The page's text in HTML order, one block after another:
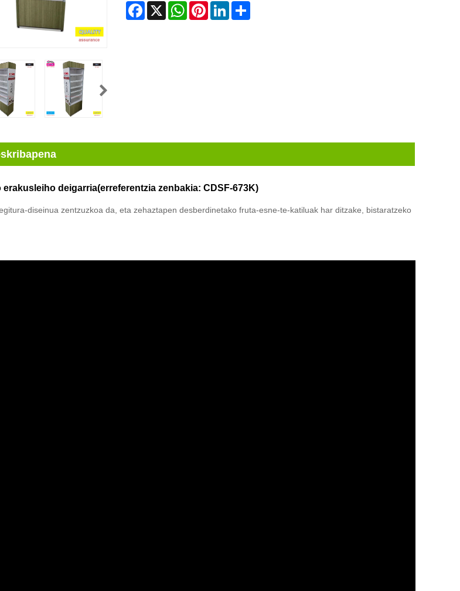
Facebook
X WhatsAppPinterestLinkedInShare
erakusleiho deigarria(erreferentzia zenbakia: CDSF-673K)
diseinua zentzuzkoa da, eta zehaztapen desberdinetako fruta-esne-te-katiluak har ditzake, bistaratzeko